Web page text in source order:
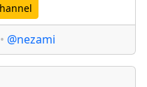
@nezami